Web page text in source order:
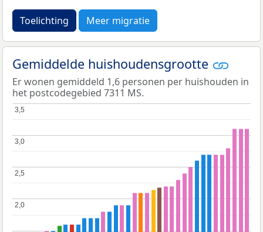
Toelichting Meer migratie
Gemiddelde huishoudensgrootte
Er wonen gemiddeld 1,6 personen per huishouden in
het postcodegebied 7311 MS.
2,0
2,0
2,5
2,5
3,0
3,0
3,5
3,5